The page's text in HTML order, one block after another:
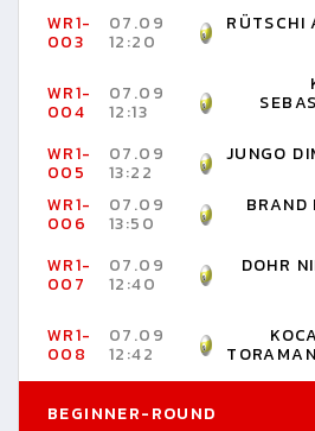
WR1-
003
07.09
12:20
RÜTSCHI
WR1-
004
07.09
12:13
WR1-
005
07.09
13:22
JUNGO
WR1-
006
07.09
13:50
BRAND
WR1-
007
07.09
12:40
DOHR
WR1-
008
07.09
12:42 TORAMAN
BEGINNER-ROUND